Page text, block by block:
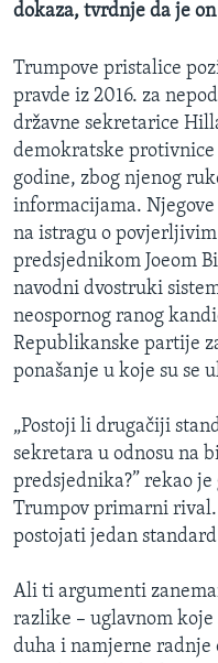
dokaza, tvrdnje da je
Trumpove pristalice
pravde iz 2016. za
državne sekretarice
demokratske
godine, zbog njenog
informacijama.
na istragu o
predsjednikom Joeom
navodni dvostruki
neospornog ranog
Republikanske partije
ponašanje u koje su se
„Postoji li drugačiji
sekretara u odnosu na
predsjednika?” rekao
Trumpov primarni
postojati jedan standard
Ali ti argumenti
razlike – uglavnom koje
duha i namjerne radnje